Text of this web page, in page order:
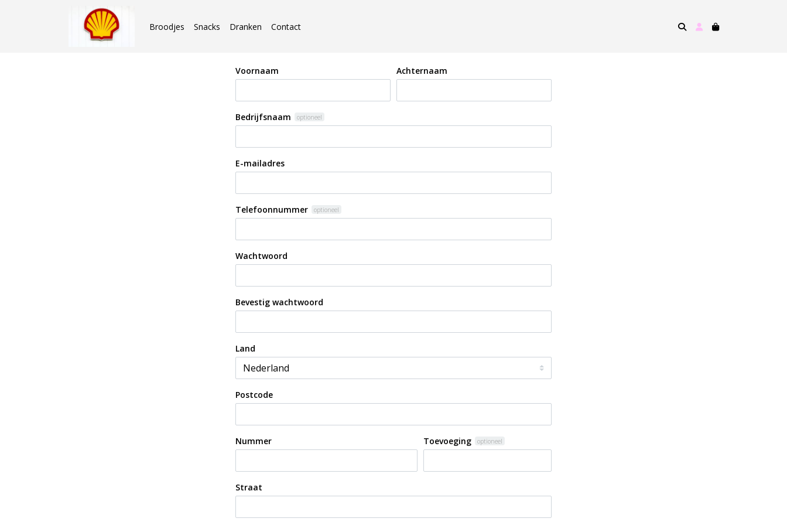
Broodjes Snacks Dranken Contact
Voornaam Achternaam
Bedrijfsnaam optioneel
E-mailadres
Telefoonnummer optioneel
Wachtwoord
Bevestig wachtwoord
Land
Postcode
Nummer Toevoeging optioneel
Straat